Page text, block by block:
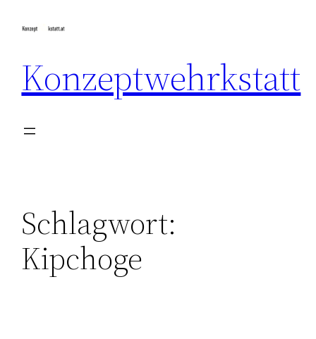
Inhalt
Konzeptwehrkstatt
Schlagwort:
Kipchoge